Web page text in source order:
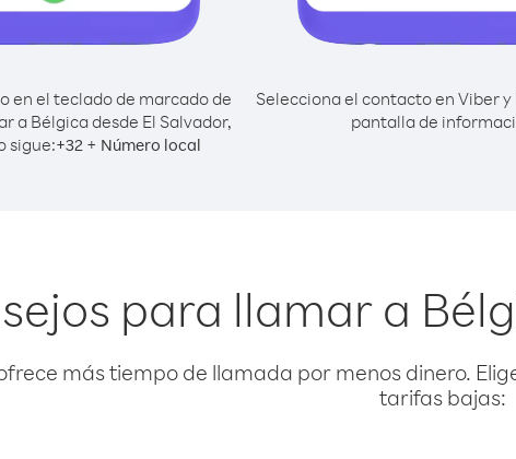
en el teclado de marcado de
a Bélgica desde El Salvador,
sigue:+32+ Número local
Selecciona el contacto en Viber y
pantalla de
para llamar a
más tiempo de llamada por menos dinero.
tarifas bajas: